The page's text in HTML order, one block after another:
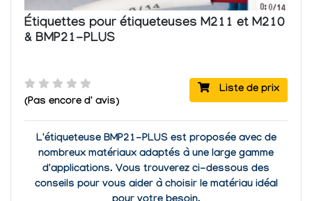
Étiquettes pour étiqueteuses M211 et M210
& BMP21-PLUS
Liste de prix
(Pas encore d' avis)
L'étiqueteuse BMP21-PLUS est proposée avec de
nombreux matériaux adaptés à une large gamme
d'applications. Vous trouverez ci-dessous des
conseils pour vous aider à choisir le matériau idéal